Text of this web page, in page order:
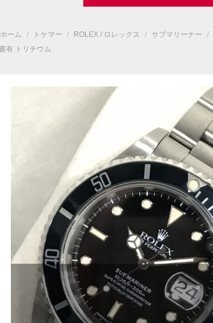
ホーム / トケマー / ROLEX / ロレックス / サブマリーナー /
有 トリチウム